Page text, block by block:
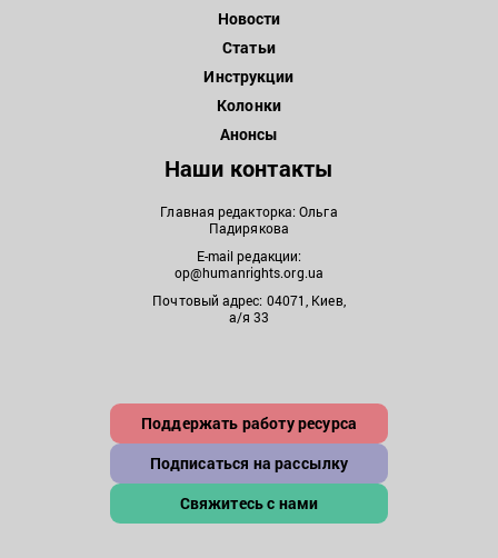
Новости
Статьи
Инструкции
Колонки
Анонсы
Наши контакты
Главная редакторка: Ольга
Падирякова
E-mail редакции:
op@humanrights.org.ua
Почтовый адрес: 04071, Киев,
а/я 33
Поддержать работу ресурса
Подписаться на рассылку
Свяжитесь с нами